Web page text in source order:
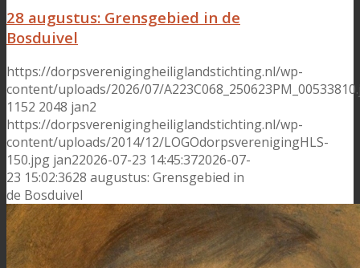
28 augustus: Grensgebied in de
Bosduivel
https://dorpsverenigingheiliglandstichting.nl/wp-
content/uploads/2026/07/
1152 2048 jan2
https://dorpsverenigingheiliglandstichting.nl/wp-
content/uploads/2014/12/LOGOdorpsverenigingHLS-
150.jpg jan22026-07-23 14:45:372026-07-
23 15:02:3628 augustus: Grensgebied in
de Bosduivel